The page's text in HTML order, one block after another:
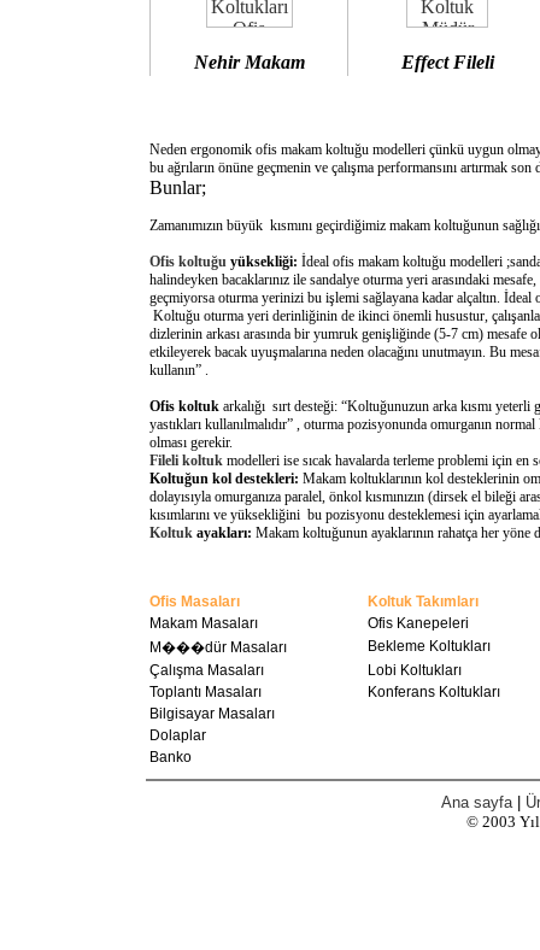
Nehir Makam Effect Fileli
Neden ergonomik ofis makam koltuğu modelleri çünkü uygun
bu ağrıların önüne geçmenin ve çalışma performansını artırmak
Bunlar;
Zamanımızın büyük kısmını geçirdiğimiz makam koltuğunun
Ofis koltuğu yüksekliği: İdeal ofis makam koltuğu modelleri
halindeyken bacaklarınız ile sandalye oturma yeri arasındaki
geçmiyorsa oturma yerinizi bu işlemi sağlayana kadar alçaltın.
Koltuğu oturma yeri derinliğinin de ikinci önemli husustur,
dizlerinin arkası arasında bir yumruk genişliğinde (5-7 cm) mesafe
etkileyerek bacak uyuşmalarına neden olacağını unutmayın. Bu
kullanın” .
Ofis koltuk arkalığı sırt desteği: “Koltuğunuzun arka kısmı
yastıkları kullanılmalıdır” , oturma pozisyonunda omurganın
olması gerekir.
Fileli koltuk modelleri ise sıcak havalarda terleme problemi için
Koltuğun kol destekleri: Makam koltuklarının kol desteklerinin
dolayısıyla omurganıza paralel, önkol kısmınızın (dirsek el bileği
kısımlarını ve yüksekliğini bu pozisyonu desteklemesi için
Koltuk ayakları: Makam koltuğunun ayaklarının rahatça her
Ofis Masaları
Koltuk Takımları
Makam Masaları
Ofis Kanepeleri
M���dür Masaları
Bekleme Koltukları
Çalışma Masaları
Lobi Koltukları
Toplantı Masaları
Konferans Koltukları
Bilgisayar Masaları
Dolaplar
Banko
Ana sayfa
© 2003